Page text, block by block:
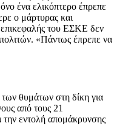
ένα ελικόπτερο έπρεπε
ο μάρτυρας και
του ΕΣΚΕ δεν
«Πάντως έπρεπε να
θυμάτων στη δίκη για
από τους 21
την εντολή απομάκρυνσης